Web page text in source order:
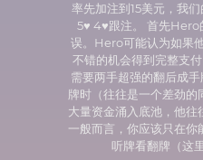
率先加注到15美元，我
5♥ 4♥跟注。 首先Hero
误。Hero可能认为如果
不错的机会得到完整支
需要两手超强的翻后成
牌时（往往是一个差劲的
大量资金涌入底池，他往
一般而言，你应该只在你
听牌看翻牌（这